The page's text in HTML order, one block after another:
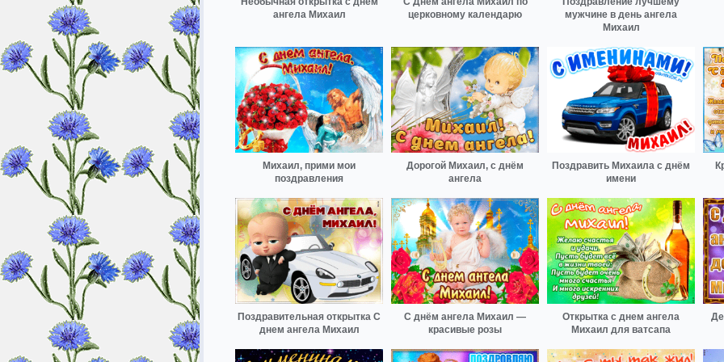
ангела Михаил
церковному календарю
мужчине в день ангела
Михаил
Михаил, прими мои
поздравления
Дорогой Михаил, с днём
ангела
Поздравить Михаила с днём
имени
Поздравительная открытка С
днем ангела Михаил
С днём ангела Михаил —
красивые розы
Открытка с днем ангела
Михаил для ватсапа